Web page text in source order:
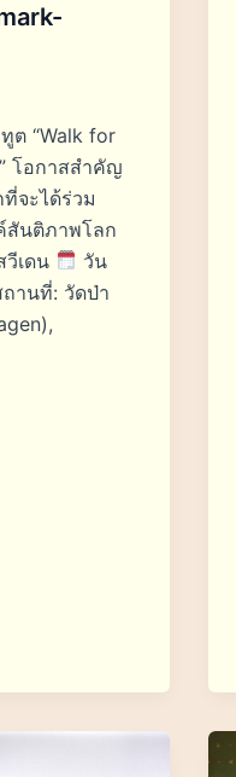
“Walk for
โอกาสสำคัญ
จะได้ร่วม
นติภาพโลก
เดน
วัน
ถานที่: วัดป่า